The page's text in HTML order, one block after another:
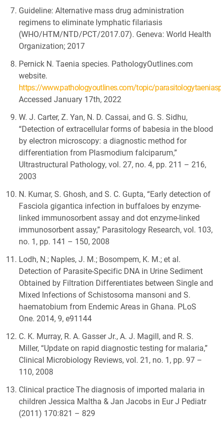
Guideline: Alternative mass drug administration
regimens to eliminate lymphatic filariasis
(WHO/HTM/NTD/PCT/2017.07). Geneva: World Health
Organization; 2017
Pernick N. Taenia species. PathologyOutlines.com
website.
https://www.pathologyoutlines.com/topic/
Accessed January 17th, 2022
W. J. Carter, Z. Yan, N. D. Cassai, and G. S. Sidhu,
“Detection of extracellular forms of babesia in the blood
by electron microscopy: a diagnostic method for
differentiation from Plasmodium falciparum,”
Ultrastructural Pathology, vol. 27, no. 4, pp. 211 – 216,
2003
N. Kumar, S. Ghosh, and S. C. Gupta, “Early detection of
Fasciola gigantica infection in buffaloes by enzyme-
linked immunosorbent assay and dot enzyme-linked
immunosorbent assay,” Parasitology Research, vol. 103,
no. 1, pp. 141 – 150, 2008
Lodh, N.; Naples, J. M.; Bosompem, K. M.; et al.
Detection of Parasite-Specific DNA in Urine Sediment
Obtained by Filtration Differentiates between Single and
Mixed Infections of Schistosoma mansoni and S.
haematobium from Endemic Areas in Ghana. PLoS
One. 2014, 9, e91144
C. K. Murray, R. A. Gasser Jr., A. J. Magill, and R. S.
Miller, “Update on rapid diagnostic testing for malaria,”
Clinical Microbiology Reviews, vol. 21, no. 1, pp. 97 –
110, 2008
Clinical practice The diagnosis of imported malaria in
children Jessica Maltha & Jan Jacobs in Eur J Pediatr
(2011) 170:821 – 829